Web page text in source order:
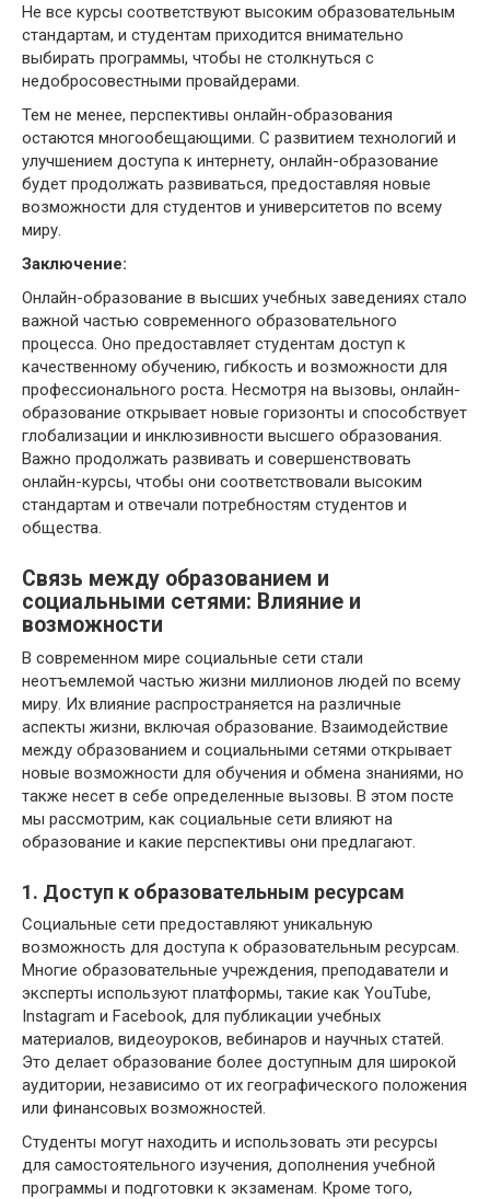
Не все курсы соответствуют высоким образовательным
стандартам, и студентам приходится внимательно
выбирать программы, чтобы не столкнуться с
недобросовестными провайдерами.
Тем не менее, перспективы онлайн-образования
остаются многообещающими. С развитием технологий и
улучшением доступа к интернету, онлайн-образование
будет продолжать развиваться, предоставляя новые
возможности для студентов и университетов по всему
миру.
Заключение:
Онлайн-образование в высших учебных заведениях стало
важной частью современного образовательного
процесса. Оно предоставляет студентам доступ к
качественному обучению, гибкость и возможности для
профессионального роста. Несмотря на вызовы, онлайн-
образование открывает новые горизонты и способствует
глобализации и инклюзивности высшего образования.
Важно продолжать развивать и совершенствовать
онлайн-курсы, чтобы они соответствовали высоким
стандартам и отвечали потребностям студентов и
общества.
Связь между образованием и
социальными сетями: Влияние и
возможности
В современном мире социальные сети стали
неотъемлемой частью жизни миллионов людей по всему
миру. Их влияние распространяется на различные
аспекты жизни, включая образование. Взаимодействие
между образованием и социальными сетями открывает
новые возможности для обучения и обмена знаниями, но
также несет в себе определенные вызовы. В этом посте
мы рассмотрим, как социальные сети влияют на
образование и какие перспективы они предлагают.
1. Доступ к образовательным ресурсам
Социальные сети предоставляют уникальную
возможность для доступа к образовательным ресурсам.
Многие образовательные учреждения, преподаватели и
эксперты используют платформы, такие как YouTube,
Instagram и Facebook, для публикации учебных
материалов, видеоуроков, вебинаров и научных статей.
Это делает образование более доступным для широкой
аудитории, независимо от их географического положения
или финансовых возможностей.
Студенты могут находить и использовать эти ресурсы
для самостоятельного изучения, дополнения учебной
программы и подготовки к экзаменам. Кроме того,